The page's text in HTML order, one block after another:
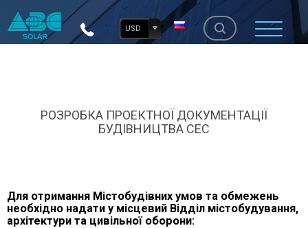
USD
РОЗРОБКА ПРОЕКТНОЇ ДОКУМЕНТАЦІЇ
БУДІВНИЦТВА СЕС
Для отримання Містобудівних умов та обмежень
необхідно надати у місцевий Відділ містобудування,
архітектури та цивільної оборони: